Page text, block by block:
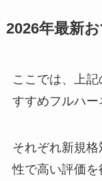
2026年最新
ここでは、上
すすめフルハー
それぞれ新規
性で高い評価を